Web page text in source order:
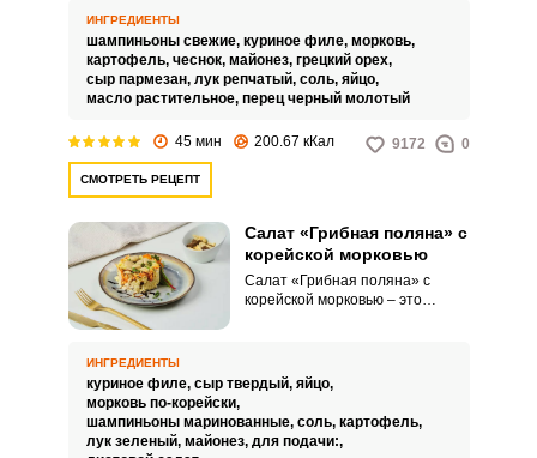
и шампиньонами. Салат
получается ароматным и
невероятно аппетитным.
ИНГРЕДИЕНТЫ
шампиньоны свежие, куриное филе, морковь,
картофель, чеснок, майонез, грецкий орех,
сыр пармезан, лук репчатый, соль, яйцо,
масло растительное, перец черный молотый
45 мин 200.67 кКал 9172 0
СМОТРЕТЬ РЕЦЕПТ
Салат «Грибная поляна» с
корейской морковью
Салат «Грибная поляна» с
корейской морковью – это
семейных застольях, но и на
праздничных мероприятиях.
Яркая сочная закуска готовится
проще, чем может показаться.
ИНГРЕДИЕНТЫ
куриное филе, сыр твердый, яйцо,
морковь по-корейски,
шампиньоны маринованные, соль, картофель,
лук зеленый, майонез, для подачи:,